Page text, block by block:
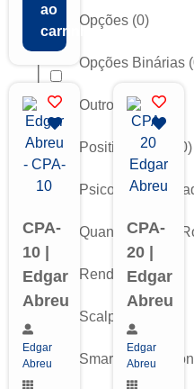
Opções (0)
Opções Binárias (
Outros (0)
Position Trade 0)
Psicologia do
Quant Trading /
Renda Fixa(0)
Scalping
Smart Money
ao
carrinho
CPA-
10 |
Edgar
Abreu
Edgar
Abreu
CPA-
20 |
Edgar
Abreu
Edgar
Abreu